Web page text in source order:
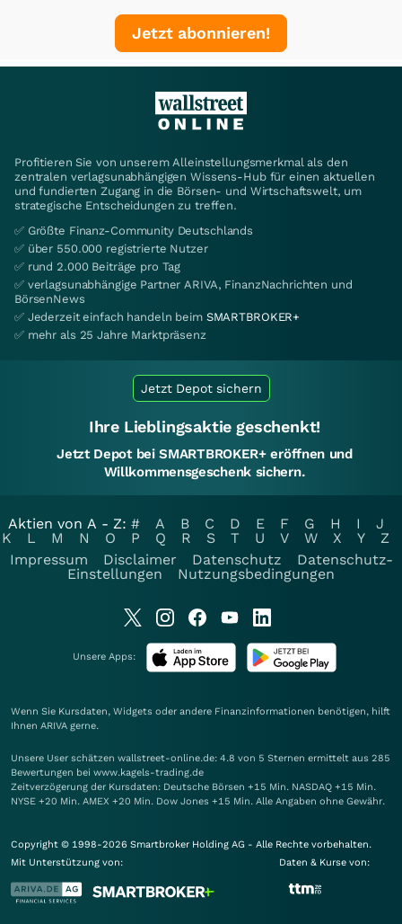
Jetzt abonnieren!
Profitieren Sie von unserem Alleinstellungsmerkmal als den
zentralen verlagsunabhängigen Wissens-Hub für einen aktuellen
und fundierten Zugang in die Börsen- und Wirtschaftswelt, um
strategische Entscheidungen zu treffen.
✅ Größte Finanz-Community Deutschlands
✅ über 550.000 registrierte Nutzer
✅ rund 2.000 Beiträge pro Tag
✅ verlagsunabhängige Partner ARIVA, FinanzNachrichten und
BörsenNews
✅ Jederzeit einfach handeln beim SMARTBROKER+
✅ mehr als 25 Jahre Marktpräsenz
Jetzt Depot sichern
Ihre Lieblingsaktie geschenkt!
Jetzt Depot bei SMARTBROKER+ eröffnen und
Willkommensgeschenk sichern.
Aktien von A - Z: # A B C D E F G H I
J
K
L M N O P Q R S T U V W X Y
Z
Impressum
Disclaimer Datenschutz
Datenschutz-
Einstellungen
Nutzungsbedingungen
Unsere Apps:
Wenn Sie Kursdaten, Widgets oder andere Finanzinformationen benötigen, hilft
Ihnen ARIVA gerne.
Unsere User schätzen wallstreet-online.de: 4.8 von 5 Sternen ermittelt aus 285
Bewertungen bei www.kagels-trading.de
Zeitverzögerung der Kursdaten: Deutsche Börsen +15 Min. NASDAQ +15 Min.
NYSE +20 Min. AMEX +20 Min. Dow Jones +15 Min. Alle Angaben ohne Gewähr.
Copyright © 1998-2026 Smartbroker Holding AG - Alle Rechte vorbehalten.
Mit Unterstützung von:
Daten & Kurse von: